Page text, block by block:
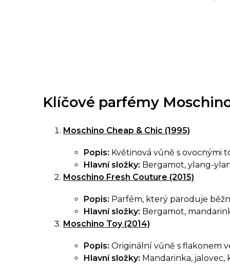
v
lKlíčové parfémy
Moschino Cheap & Chic (1995)
Popis: Květinová vůně s ovocnými
Hlavní složky: Bergamot, ylang-
Moschino Fresh Couture (2015)
Popis: Parfém, který paroduje
Hlavní složky: Bergamot,
Moschino Toy (2014)
Popis: Originální vůně s flakonem
Hlavní složky: Mandarinka, jalovec,